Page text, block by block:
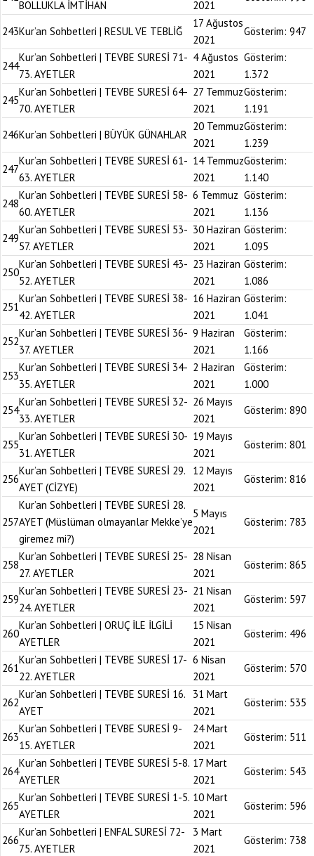
BOLLUKLA İMTİHAN
2021
243Kur’an Sohbetleri | RESUL VE TEBLİĞ
17 Ağustos
2021
Gösterim: 947
244
Kur’an Sohbetleri | TEVBE SURESİ 71-
73. AYETLER
4 Ağustos
2021
Gösterim:
1.372
245
Kur’an Sohbetleri | TEVBE SURESİ 64-
70. AYETLER
27 Temmuz
2021
Gösterim:
1.191
246Kur’an Sohbetleri | BÜYÜK GÜNAHLAR
20 Temmuz
2021
Gösterim:
1.239
247
Kur’an Sohbetleri | TEVBE SURESİ 61-
63. AYETLER
14 Temmuz
2021
Gösterim:
1.140
248
Kur’an Sohbetleri | TEVBE SURESİ 58-
60. AYETLER
6 Temmuz
2021
Gösterim:
1.136
249
Kur’an Sohbetleri | TEVBE SURESİ 53-
57. AYETLER
30 Haziran
2021
Gösterim:
1.095
250
Kur’an Sohbetleri | TEVBE SURESİ 43-
52. AYETLER
23 Haziran
2021
Gösterim:
1.086
251
Kur’an Sohbetleri | TEVBE SURESİ 38-
42. AYETLER
16 Haziran
2021
Gösterim:
1.041
252
Kur’an Sohbetleri | TEVBE SURESİ 36-
37. AYETLER
9 Haziran
2021
Gösterim:
1.166
253
Kur’an Sohbetleri | TEVBE SURESİ 34-
35. AYETLER
2 Haziran
2021
Gösterim:
1.000
254
Kur’an Sohbetleri | TEVBE SURESİ 32-
33. AYETLER
26 Mayıs
2021
Gösterim: 890
255
Kur’an Sohbetleri | TEVBE SURESİ 30-
31. AYETLER
19 Mayıs
2021
Gösterim: 801
256
Kur’an Sohbetleri | TEVBE SURESİ 29.
AYET (CİZYE)
12 Mayıs
2021
Gösterim: 816
257
Kur’an Sohbetleri | TEVBE SURESİ 28.
AYET (Müslüman olmayanlar Mekke’ye
giremez mi?)
5 Mayıs
2021
Gösterim: 783
258
Kur’an Sohbetleri | TEVBE SURESİ 25-
27. AYETLER
28 Nisan
2021
Gösterim: 865
259
Kur’an Sohbetleri | TEVBE SURESİ 23-
24. AYETLER
21 Nisan
2021
Gösterim: 597
260
Kur’an Sohbetleri | ORUÇ İLE İLGİLİ
AYETLER
15 Nisan
2021
Gösterim: 496
261
Kur’an Sohbetleri | TEVBE SURESİ 17-
22. AYETLER
6 Nisan
2021
Gösterim: 570
262
Kur’an Sohbetleri | TEVBE SURESİ 16.
AYET
31 Mart
2021
Gösterim: 535
263
Kur’an Sohbetleri | TEVBE SURESİ 9-
15. AYETLER
24 Mart
2021
Gösterim: 511
264
Kur’an Sohbetleri | TEVBE SURESİ 5-8.
AYETLER
17 Mart
2021
Gösterim: 543
265
Kur’an Sohbetleri | TEVBE SURESİ 1-5.
AYETLER
10 Mart
2021
Gösterim: 596
266
Kur’an Sohbetleri | ENFAL SURESİ 72-
75. AYETLER
3 Mart
2021
Gösterim: 738